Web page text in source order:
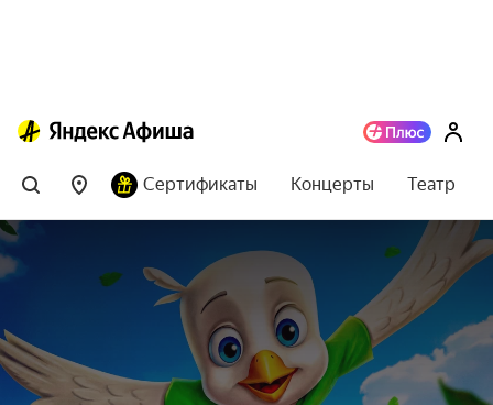
Сертификаты Концерты Театр